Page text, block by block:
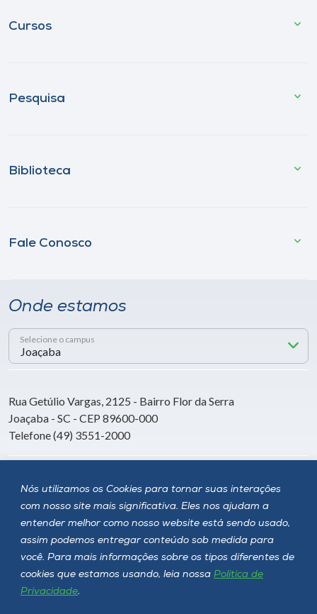
Nós utilizamos os Cookies para tornar suas interações
com nosso site mais significativa. Eles nos ajudam a
entender melhor como nosso website está sendo usado,
assim podemos entregar conteúdo sob medida para
você. Para mais informações sobre os tipos diferentes de
cookies que estamos usando, leia nossa Política de
Privacidade.
Cursos
Pesquisa
Biblioteca
Fale Conosco
Onde estamos
Selecione o campus
Rua Getúlio Vargas, 2125 - Bairro Flor da Serra
Joaçaba - SC - CEP 89600-000
Telefone (49) 3551-2000
Siga a Unoesc